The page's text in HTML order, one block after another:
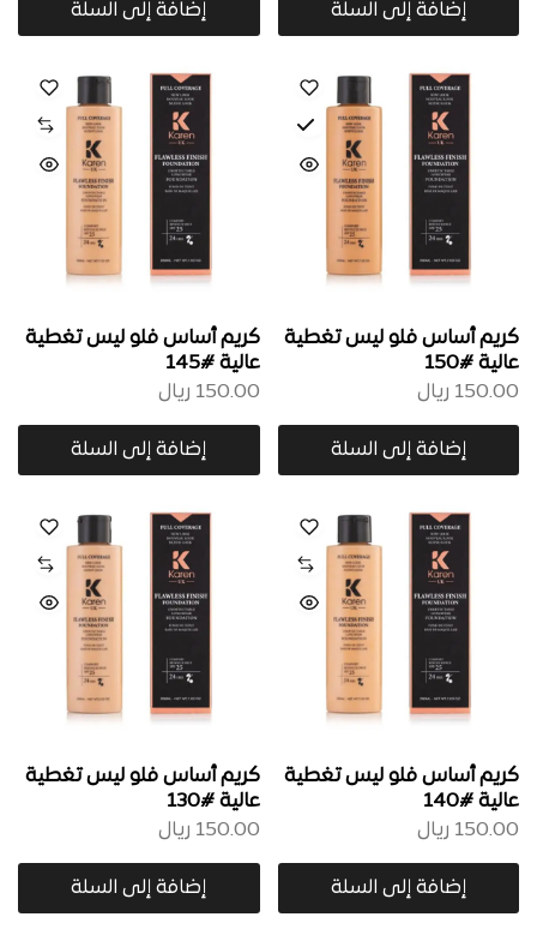
إضافة إلى السلة إضافة إلى السلة
كريم أساس فلو ليس تغطية
عالية #150
150.00 ريال
إضافة إلى السلة
كريم أساس فلو ليس تغطية
عالية #145
150.00 ريال
إضافة إلى السلة
كريم أساس فلو ليس تغطية
عالية #140
150.00 ريال
إضافة إلى السلة
كريم أساس فلو ليس تغطية
عالية #130
150.00 ريال
إضافة إلى السلة